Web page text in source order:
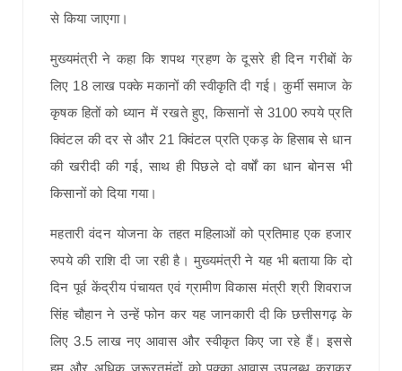
से किया जाएगा।
मुख्यमंत्री ने कहा कि शपथ ग्रहण के दूसरे ही दिन गरीबों के
लिए 18 लाख पक्के मकानों की स्वीकृति दी गई। कुर्मी समाज के
कृषक हितों को ध्यान में रखते हुए, किसानों से 3100 रुपये प्रति
क्विंटल की दर से और 21 क्विंटल प्रति एकड़ के हिसाब से धान
की खरीदी की गई, साथ ही पिछले दो वर्षों का धान बोनस भी
किसानों को दिया गया।
महतारी वंदन योजना के तहत महिलाओं को प्रतिमाह एक हजार
रुपये की राशि दी जा रही है। मुख्यमंत्री ने यह भी बताया कि दो
दिन पूर्व केंद्रीय पंचायत एवं ग्रामीण विकास मंत्री श्री शिवराज
सिंह चौहान ने उन्हें फोन कर यह जानकारी दी कि छत्तीसगढ़ के
लिए 3.5 लाख नए आवास और स्वीकृत किए जा रहे हैं। इससे
हम और अधिक जरूरतमंदों को पक्का आवास उपलब्ध कराकर